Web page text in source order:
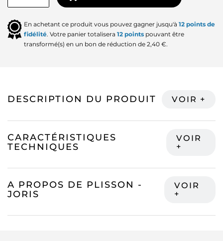
En achetant ce produit vous pouvez gagner jusqu'à 12 points de
fidélité. Votre panier totalisera 12 points pouvant être
transformé(s) en un bon de réduction de 2,40 €.
DESCRIPTION DU PRODUIT
CARACTÉRISTIQUES
TECHNIQUES
A PROPOS DE PLISSON -
JORIS